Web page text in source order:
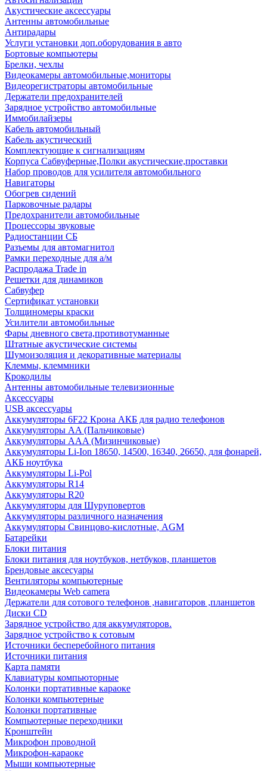
Акустические аксессуары
Антенны автомобильные
Антирадары
Услуги установки доп.оборудования в авто
Бортовые компьютеры
Брелки, чехлы
Видеокамеры автомобильные,мониторы
Видеорегистраторы автомобильные
Держатели предохранителей
Зарядное устройство автомобильные
Иммобилайзеры
Кабель автомобильный
Кабель акустический
Комплектующие к сигнализациям
Корпуса Сабвуферные,Полки акустические,проставки
Набор проводов для усилителя автомобильного
Навигаторы
Обогрев сидений
Парковочные радары
Предохранители автомобильные
Процессоры звуковые
Радиостанции СБ
Разъемы для автомагнитол
Рамки переходные для а/м
Распродажа Trade in
Решетки для динамиков
Сабвуфер
Сертификат установки
Толщиномеры краски
Усилители автомобильные
Фары дневного света,противотуманные
Штатные акустические системы
Шумоизоляция и декоративные материалы
Клеммы, клеммники
Крокодилы
Антенны автомобильные телевизионные
Аксессуары
USB аксессуары
Аккумуляторы 6F22 Крона АКБ для радио телефонов
Аккумуляторы AA (Пальчиковые)
Аккумуляторы AAA (Мизинчиковые)
Аккумуляторы Li-Ion 18650, 14500, 16340, 26650, для фонарей,
АКБ ноутбука
Аккумуляторы Li-Pol
Аккумуляторы R14
Аккумуляторы R20
Аккумуляторы для Шуруповертов
Аккумуляторы различного назначения
Аккумуляторы Свинцово-кислотные, AGM
Батарейки
Блоки питания
Блоки питания для ноутбуков, нетбуков, планшетов
Брендовые аксесуары
Вентиляторы компьютерные
Видеокамеры Web camera
Держатели для сотового телефонов ,навигаторов ,планшетов
Диски CD
Зарядное устройство для аккумуляторов.
Зарядное устройство к сотовым
Источники бесперебойного питания
Источники питания
Карта памяти
Клавиатуры компьюторные
Колонки портативные караоке
Колонки компьютерные
Колонки портативные
Компьютерные переходники
Кронштейн
Микрофон проводной
Микрофон-караоке
Мыши компьютерные